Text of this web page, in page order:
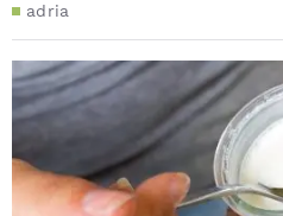
adria